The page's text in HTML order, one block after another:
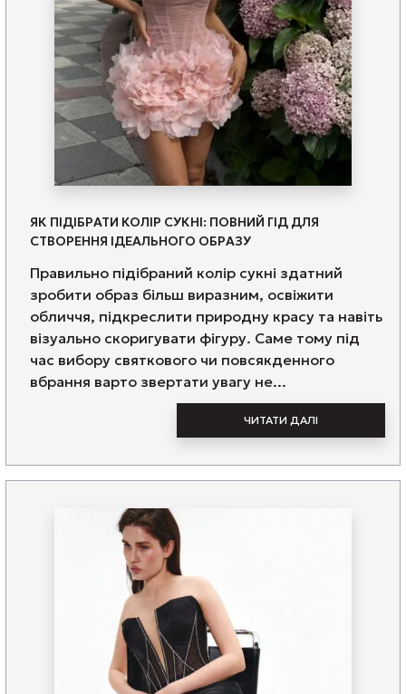
ЯК ПІДІБРАТИ КОЛІР СУКНІ: ПОВНИЙ ГІД ДЛЯ
СТВОРЕННЯ ІДЕАЛЬНОГО ОБРАЗУ
Правильно підібраний колір сукні здатний
зробити образ більш виразним, освіжити
обличчя, підкреслити природну красу та навіть
візуально скоригувати фігуру. Саме тому під
час вибору святкового чи повсякденного
вбрання варто звертати увагу не...
ЧИТАТИ ДАЛІ